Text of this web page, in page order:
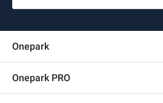
Onepark
Onepark PRO